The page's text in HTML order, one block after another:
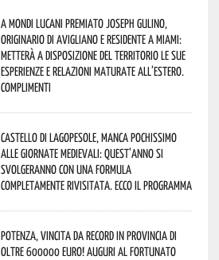
A Mondi lucani premiato Joseph Gulino,
originario di Avigliano e residente a Miami:
metterà a disposizione del territorio le sue
esperienze e relazioni maturate all’estero.
Complimenti
Castello di Lagopesole, manca pochissimo
alle Giornate Medievali: quest’anno si
svolgeranno con una formula
completamente rivisitata. Ecco il programma
Potenza, vincita da record in provincia di
oltre 600000 euro! Auguri al fortunato